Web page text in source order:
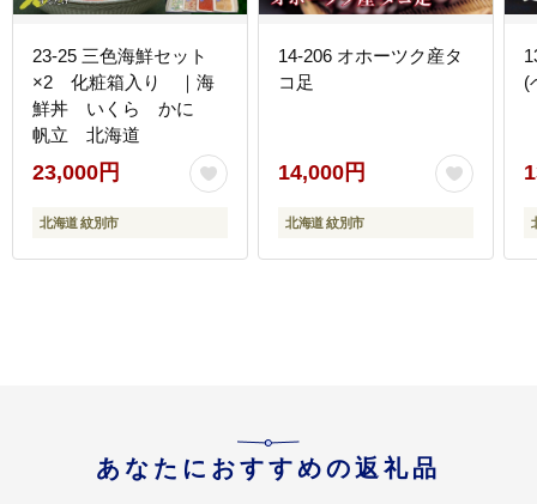
23-25 三色海鮮セット
×2 化粧箱入り ｜海
鮮丼 いくら かに
帆立 北海道
23,000円
北海道 紋別市
14-206 オホーツク産タ
コ足
14,000円
北海道 紋別市
(
あなたにおすすめの返礼品